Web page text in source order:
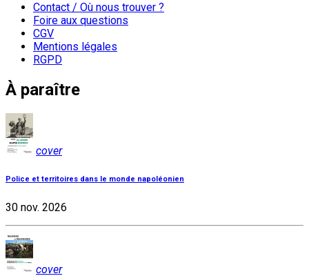
Contact / Où nous trouver ?
Foire aux questions
CGV
Mentions légales
RGPD
À paraître
cover
Police et territoires dans le monde napoléonien
30 nov. 2026
cover